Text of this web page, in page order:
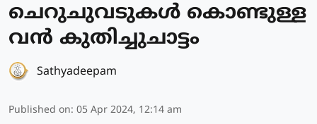
ചെറുചുവടുകള്‍ കൊണ്ടുള്ള
വന്‍ കുതിച്ചുചാട്ടം
Sathyadeepam
Published on: 05 Apr 2024, 12:14 am